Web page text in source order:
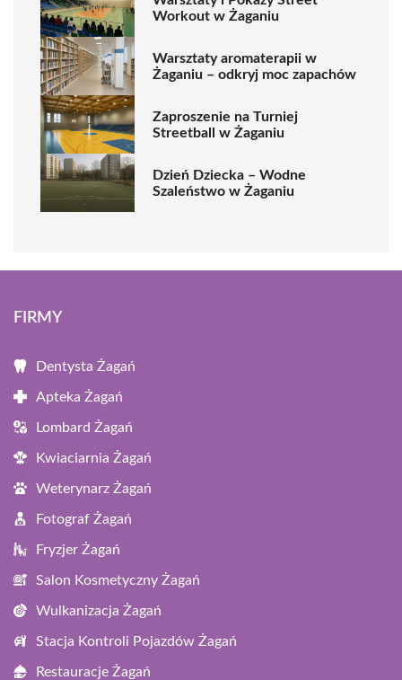
Workout w Żaganiu
Warsztaty aromaterapii w
Żaganiu – odkryj moc zapachów
Zaproszenie na Turniej
Streetball w Żaganiu
Dzień Dziecka – Wodne
Szaleństwo w Żaganiu
FIRMY
Dentysta Żagań
Apteka Żagań
Lombard Żagań
Kwiaciarnia Żagań
Weterynarz Żagań
Fotograf Żagań
Fryzjer Żagań
Salon Kosmetyczny Żagań
Wulkanizacja Żagań
Stacja Kontroli Pojazdów Żagań
Restauracje Żagań